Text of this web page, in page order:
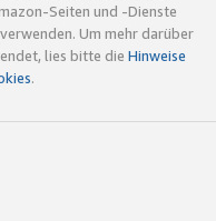
Seiten und -Dienste
Um mehr darüber
lies bitte die Hinweise
.